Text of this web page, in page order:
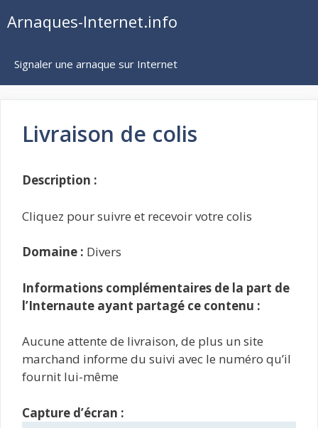
auArnaques-Internet.info
Signaler une arnaque sur Internet
Livraison de colis
Description :
Cliquez pour suivre et recevoir votre colis
Domaine : Divers
Informations complémentaires de la part de
l’Internaute ayant partagé ce contenu :
Aucune attente de livraison, de plus un site
marchand informe du suivi avec le numéro qu’il
fournit lui-même
Capture d’écran :